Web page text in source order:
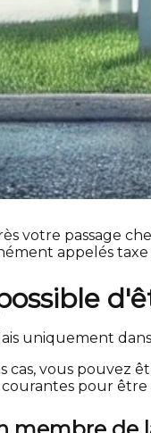
votre passage
appelés
uniquement
cas, vous pouvez
courantes pour